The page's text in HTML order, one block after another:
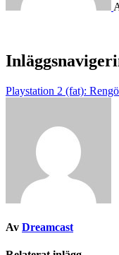
Playstation 2 (fat):
Av Dreamcast